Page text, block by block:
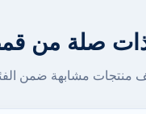
صلة من
منتجات مشابهة ضمن